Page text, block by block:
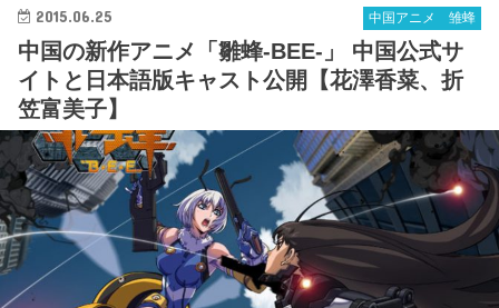
中国アニメ 雏蜂
2015.06.25
中国の新作アニメ「雛蜂-BEE-」 中国公式サ
イトと日本語版キャスト公開【花澤香菜、折
笠富美子】